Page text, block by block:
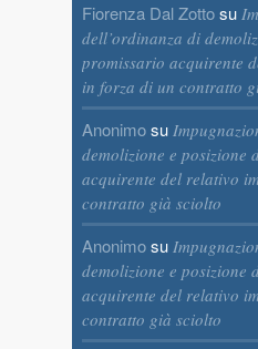
Fiorenza Dal Zottosu
dell’ordinanza di
promissario acquirente
in forza di un contratto
Anonimosu
demolizione e posizione
acquirente del relativo
contratto già sciolto
Anonimosu
demolizione e posizione
acquirente del relativo
contratto già sciolto